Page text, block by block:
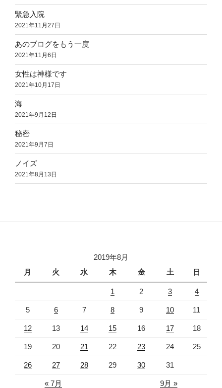
緊急入院
2021年11月27日
あのブログをもう一度
2021年11月6日
女性は神様です
2021年10月17日
海
2021年9月12日
秘密
2021年9月7日
ノイズ
2021年8月13日
2019年8月
月
火 水 木 金 土 日
1 2 3 4
5 6 7 8 9 10 11
12 13 14 15 16 17 18
19 20 21 22 23 24 25
26 27 28 29 30 31
« 7月 9月 »